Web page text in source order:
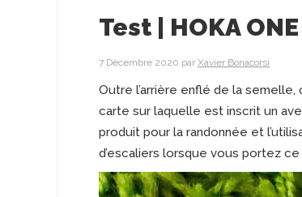
Test | HOKA
7 Décembre 2020 par Xavier Bonacorsi
Outre l’arrière enflé de la
carte sur laquelle est inscrit un
produit pour la randonnée et
d’escaliers lorsque vous portez